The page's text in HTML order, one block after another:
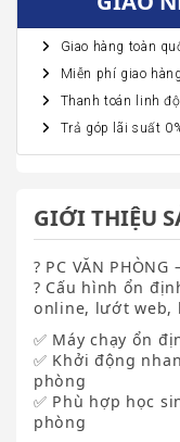
Giao hàng toàn
Miễn phí giao
Thanh toán linh
Trả góp lãi suất
GIỚI THIỆU
? PC VĂN PHÒNG
? Cấu hình ổn
online, lướt web,
✅ Máy chạy ổn
✅ Khởi động
phòng
✅ Phù hợp học
phòng